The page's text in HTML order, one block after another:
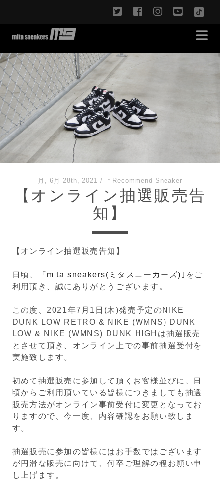
twitterfacebookinstagram
月, 6月 28th, 2021 / ＊Recommend Sneaker
【オンライン抽選販売告
知】
【オンライン抽選販売告知】
日頃、「 mita sneakers(ミタスニーカーズ) ｣をご
利用頂き、誠にありがとうございます。
この度、2021年7月1日(木)発売予定のNIKE
DUNK LOW RETRO & NIKE (WMNS) DUNK
LOW & NIKE (WMNS) DUNK HIGHは抽選販売
とさせて頂き、オンライン上での事前抽選受付を
実施致します。
初めて抽選販売に参加して頂くお客様並びに、日
頃からご利用頂いている皆様につきましても抽選
販売方法がオンライン事前受付に変更となってお
りますので、今一度、内容確認をお願い致しま
す。
抽選販売に参加の皆様にはお手数ではございます
が円滑な販売に向けて、何卒ご理解の程お願い申
し上げます。